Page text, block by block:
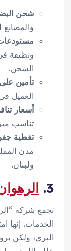
شحن
والمصانع
ونظيفة
الشحن.
تأمين
العميل
أسعار
تناسب
تغطية
مدن
ولبنان.
3.
تجمع شركة
الخدمات. إنها
البري، ولكن